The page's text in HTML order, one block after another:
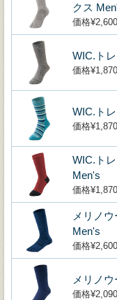
クス
価格
WIC.ト
価格
WIC.ト
価格
WIC.ト
Men's
価格
メリノ
Men's
価格
メリノ
価格